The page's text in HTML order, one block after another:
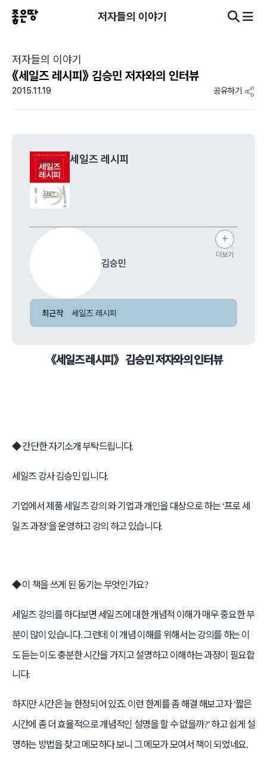
저자들의 이야기
저자들의 이야기
《세일즈 레시피》 김승민 저자와의 인터뷰
2015.11.19 공유하기
세일즈 레시피
김승민
더보기
최근작 세일즈 레시피
《세일즈 레시피》 김승민 저자와의 인터뷰
◆간단한 자기소개 부탁드립니다.
세일즈 강사 김승민 입니다.
기업에서 제품 세일즈 강의 와 기업과 개인을 대상으로 하는‘프로 세
일즈 과정’을 운영하고 강의 하고 있습니다.
◆이 책을 쓰게 된 동기는 무엇인가요?
세일즈 강의를 하다보면 세일즈에 대한 개념적 이해가 매우 중요한 부
분이 많이 있습니다.그런데 이 개념 이해를 위해서는 강의를 하는 이
도 듣는 이도 충분한 시간을 가지고 설명하고 이해하는 과정이 필요합
니다.
하지만 시간은 늘 한정되어 있죠. 이런 한계를 좀 해결 해보고자‘짧은
시간에 좀 더 효율적으로 개념적인 설명을 할 수 없을까?’하고 쉽게 설
명하는 방법을 찾고 메모하다 보니 그 메모가 모여서 책이 되었네요.